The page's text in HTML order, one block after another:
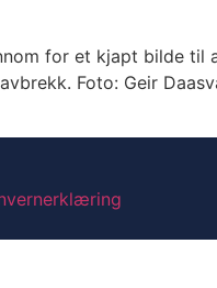
for et kjapt bilde
Foto: Geir